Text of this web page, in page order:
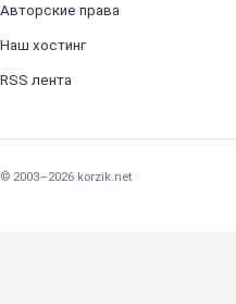
Авторские права
Наш хостинг
RSS лента
© 2003–2026 korzik.net